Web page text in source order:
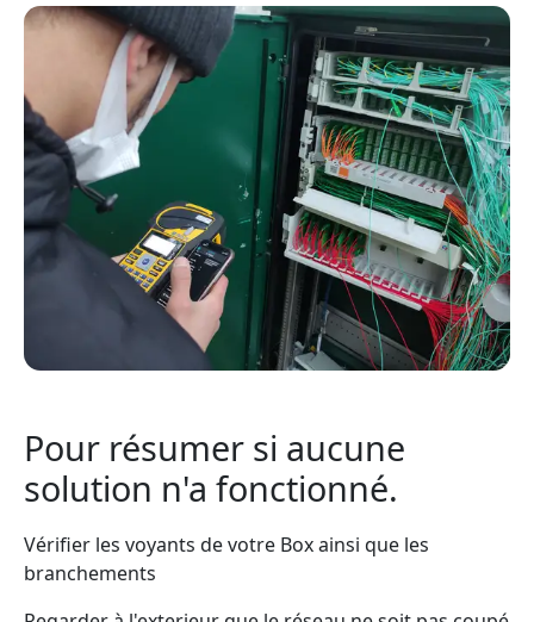
Pour résumer si aucune
solution n'a fonctionné.
Vérifier les voyants de votre Box ainsi que les
branchements